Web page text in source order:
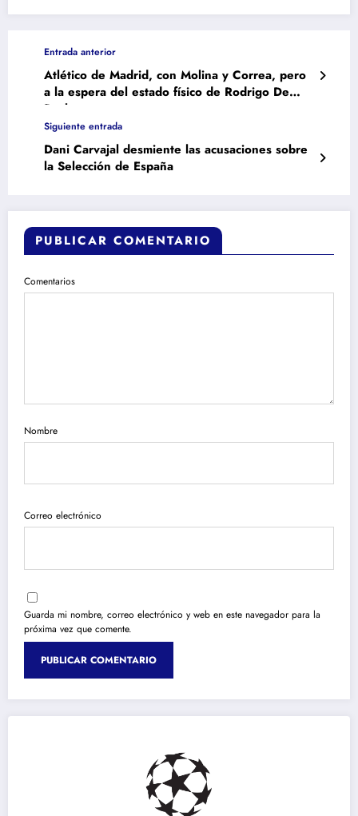
Entrada anterior
Atlético de Madrid, con Molina y Correa, pero
a la espera del estado físico de Rodrigo De
Paul
Siguiente entrada
Dani Carvajal desmiente las acusaciones sobre
la Selección de España
PUBLICAR COMENTARIO
Comentarios
Nombre
Correo electrónico
Guarda mi nombre, correo electrónico y web en este navegador para la
próxima vez que comente.